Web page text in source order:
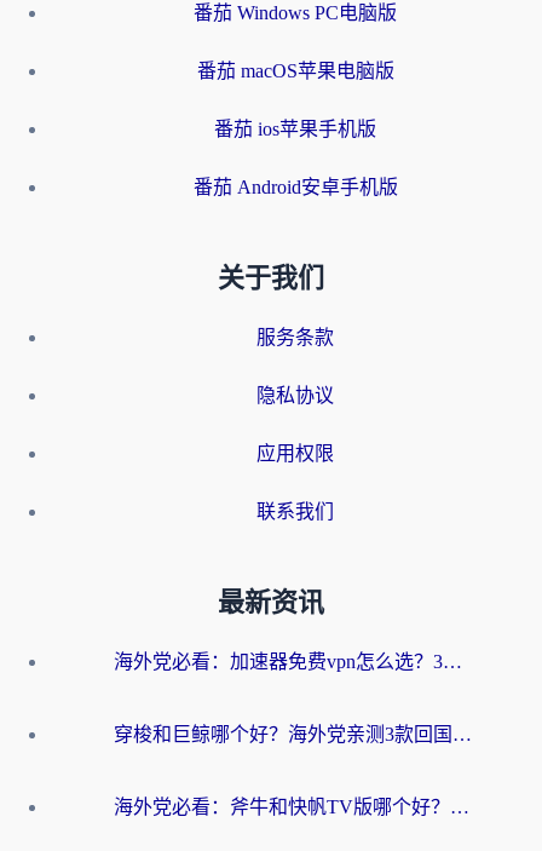
番茄 Windows PC电脑版
番茄 macOS苹果电脑版
番茄 ios苹果手机版
番茄 Android安卓手机版
关于我们
服务条款
隐私协议
应用权限
联系我们
最新资讯
海外党必看：加速器免费vpn怎么选？3步教你无缝访问国内资源
穿梭和巨鲸哪个好？海外党亲测3款回国加速器，教你避开90%的坑
海外党必看：斧牛和快帆TV版哪个好？3分钟选对回国加速器，无缝刷B站、追热剧